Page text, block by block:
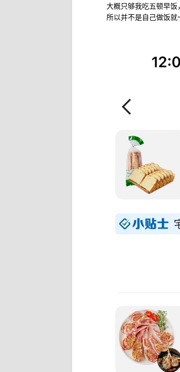
大概只够我吃五顿早
所以并不是自己做饭就